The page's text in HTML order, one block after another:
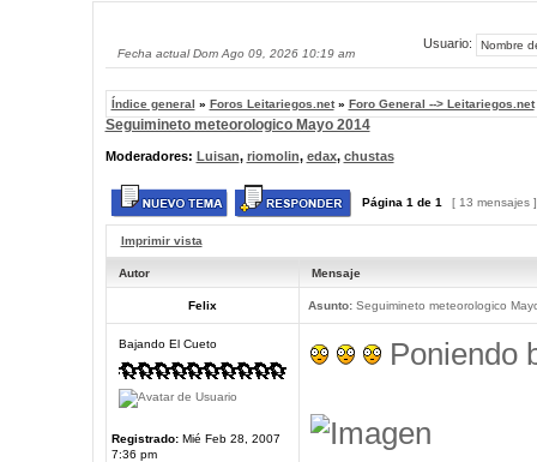
Fecha actual Dom Ago 09, 2026 10:19 am
Usuario:
Índice general » Foros Leitariegos.net» Foro General --> Leitariegos.net
Seguimineto meteorologico Mayo 2014
Moderadores: Luisan, riomolin, edax, chustas
Página 1 de 1 [ 13 mensajes
Imprimir vista
Autor Mensaje
Felix Asunto:Seguimineto meteorologico
Bajando El Cueto
Registrado:Mié Feb 28, 2007
7:36 pm
Poniendo